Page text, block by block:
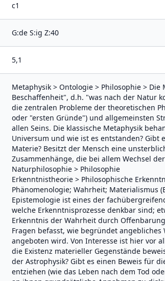
c1
G:de S:ig Z:40
5,1
Metaphysik > Ontologie > Philosophie >
Beschaffenheit", d.h. "was nach der Natur
die zentralen Probleme der theoretischen
oder "ersten Gründe") und allgemeinsten
allen Seins. Die klassische Metaphysik
Universum und wie ist es entstanden? Gibt
Materie? Besitzt der Mensch eine
Zusammenhänge, die bei allem Wechsel
Naturphilosophie > Philosophie
Erkenntnistheorie > Philosophische
Phänomenologie; Wahrheit; Materialismus
Epistemologie ist eines der
welche Erkenntnisprozesse denkbar sind;
Erkenntnis der Wahrheit durch
Fragen befasst, wie begründet
angeboten wird. Von Interesse ist hier vor
die Existenz materieller Gegenstände
der Astrophysik? Gibt es einen Beweis für
entziehen (wie das Leben nach dem Tod